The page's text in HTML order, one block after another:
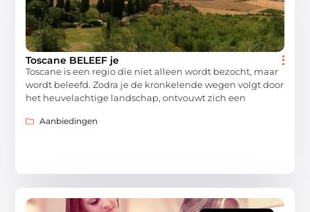
Toscane BELEEF je
Toscane is een regio die niet alleen wordt bezocht, maar
wordt beleefd. Zodra je de kronkelende wegen volgt door
het heuvelachtige landschap, ontvouwt zich een
Aanbiedingen